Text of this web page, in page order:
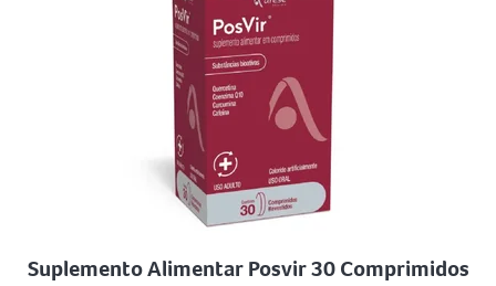
Suplemento Alimentar Posvir 30 Comprimidos